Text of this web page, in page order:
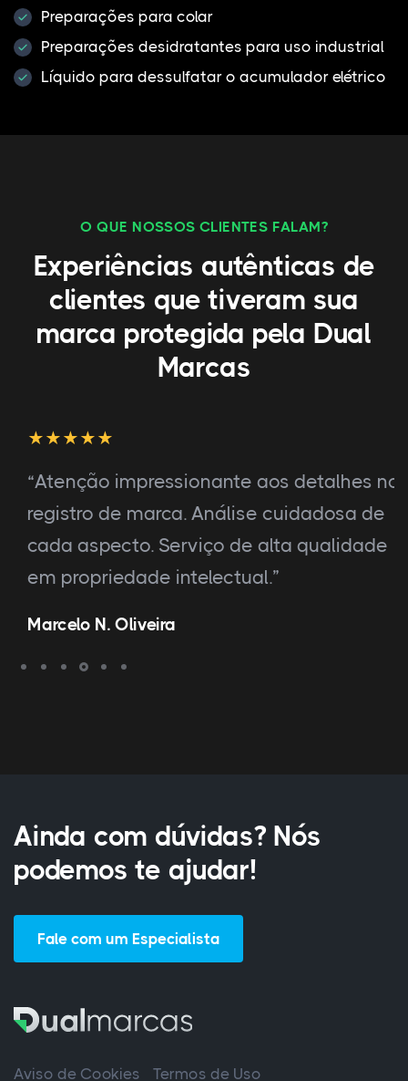
Preparações para colar
Preparações desidratantes para uso industrial
Líquido para dessulfatar o acumulador elétrico
O QUE NOSSOS CLIENTES FALAM?
Experiências autênticas de
clientes que tiveram sua
marca protegida pela Dual
Marcas
“Atenção impressionante aos detalhes no
registro de marca. Análise cuidadosa de
cada aspecto. Serviço de alta qualidade
em propriedade intelectual.”
Marcelo N. Oliveira
Ainda com dúvidas? Nós
podemos te ajudar!
Fale com um Especialista
Aviso de Cookies Termos de Uso